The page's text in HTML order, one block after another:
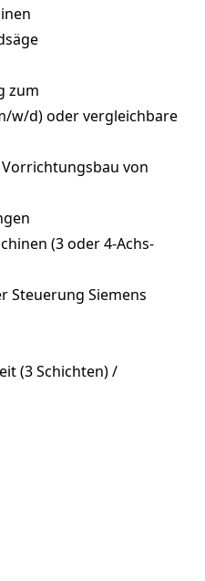
zum
w/d) oder vergleichbare
von
(3 oder 4-Achs-
Steuerung Siemens
(3 Schichten) /